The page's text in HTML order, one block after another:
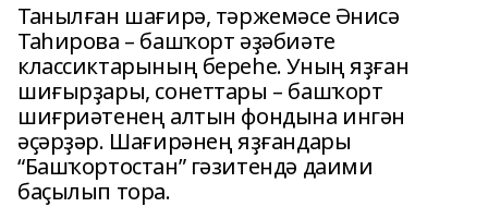
Танылған шағирә, тәржемәсе Әнисә
Таһирова – башҡорт әҙәбиәте
классиктарының береһе. Уның яҙған
шиғырҙары, сонеттары – башҡорт
шиғриәтенең алтын фондына ингән
әҫәрҙәр. Шағирәнең яҙғандары
“Башҡортостан” гәзитендә даими
баҫылып тора.